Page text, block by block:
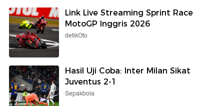
Link Live Streaming Sprint Race
MotoGP Inggris 2026
detikOto
Hasil Uji Coba: Inter Milan Sikat
Juventus 2-1
Sepakbola